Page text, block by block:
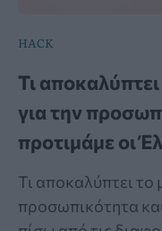
HACK
Τι
για την
προτιμάμε οι
Τι αποκαλύπτει το
προσωπικότητα